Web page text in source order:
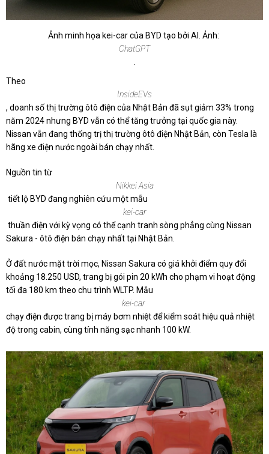
Ảnh minh họa kei-car của BYD tạo bởi AI. Ảnh:
ChatGPT
Theo
InsideEVs
, doanh số thị trường ôtô điện của Nhật Bản đã sụt giảm 33% trong
năm 2024 nhưng BYD vẫn có thể tăng trưởng tại quốc gia này.
Nissan vẫn đang thống trị thị trường ôtô điện Nhật Bản, còn Tesla là
hãng xe điện nước ngoài bán chạy nhất.
Nguồn tin từ
Nikkei Asia
tiết lộ BYD đang nghiên cứu một mẫu
kei-car
thuần điện với kỳ vọng có thể cạnh tranh sòng phẳng cùng Nissan
Sakura - ôtô điện bán chạy nhất tại Nhật Bản.
Ở đất nước mặt trời mọc, Nissan Sakura có giá khởi điểm quy đổi
khoảng 18.250 USD, trang bị gói pin 20 kWh cho phạm vi hoạt động
tối đa 180 km theo chu trình WLTP. Mẫu
kei-car
chạy điện được trang bị máy bơm nhiệt để kiểm soát hiệu quả nhiệt
độ trong cabin, cùng tính năng sạc nhanh 100 kW.